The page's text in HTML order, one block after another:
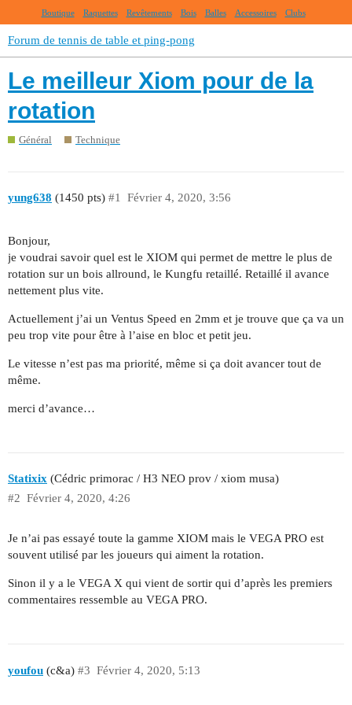
Boutique Raquettes Revêtements Bois Balles Accessoires Clubs
Forum de tennis de table et ping-pong
Le meilleur Xiom pour de la
rotation
Général Technique
yung638 (1450 pts) Février 4, 2020, 3:56
#1
Bonjour,
je voudrai savoir quel est le XIOM qui permet de mettre le plus de
rotation sur un bois allround, le Kungfu retaillé. Retaillé il avance
nettement plus vite.
Actuellement j’ai un Ventus Speed en 2mm et je trouve que ça va un
peu trop vite pour être à l’aise en bloc et petit jeu.
Le vitesse n’est pas ma priorité, même si ça doit avancer tout de
même.
merci d’avance…
Statixix (Cédric primorac / H3 NEO prov / xiom musa)
Février 4, 2020, 4:26
#2
Je n’ai pas essayé toute la gamme XIOM mais le VEGA PRO est
souvent utilisé par les joueurs qui aiment la rotation.
Sinon il y a le VEGA X qui vient de sortir qui d’après les premiers
commentaires ressemble au VEGA PRO.
youfou (c&a) Février 4, 2020, 5:13
#3